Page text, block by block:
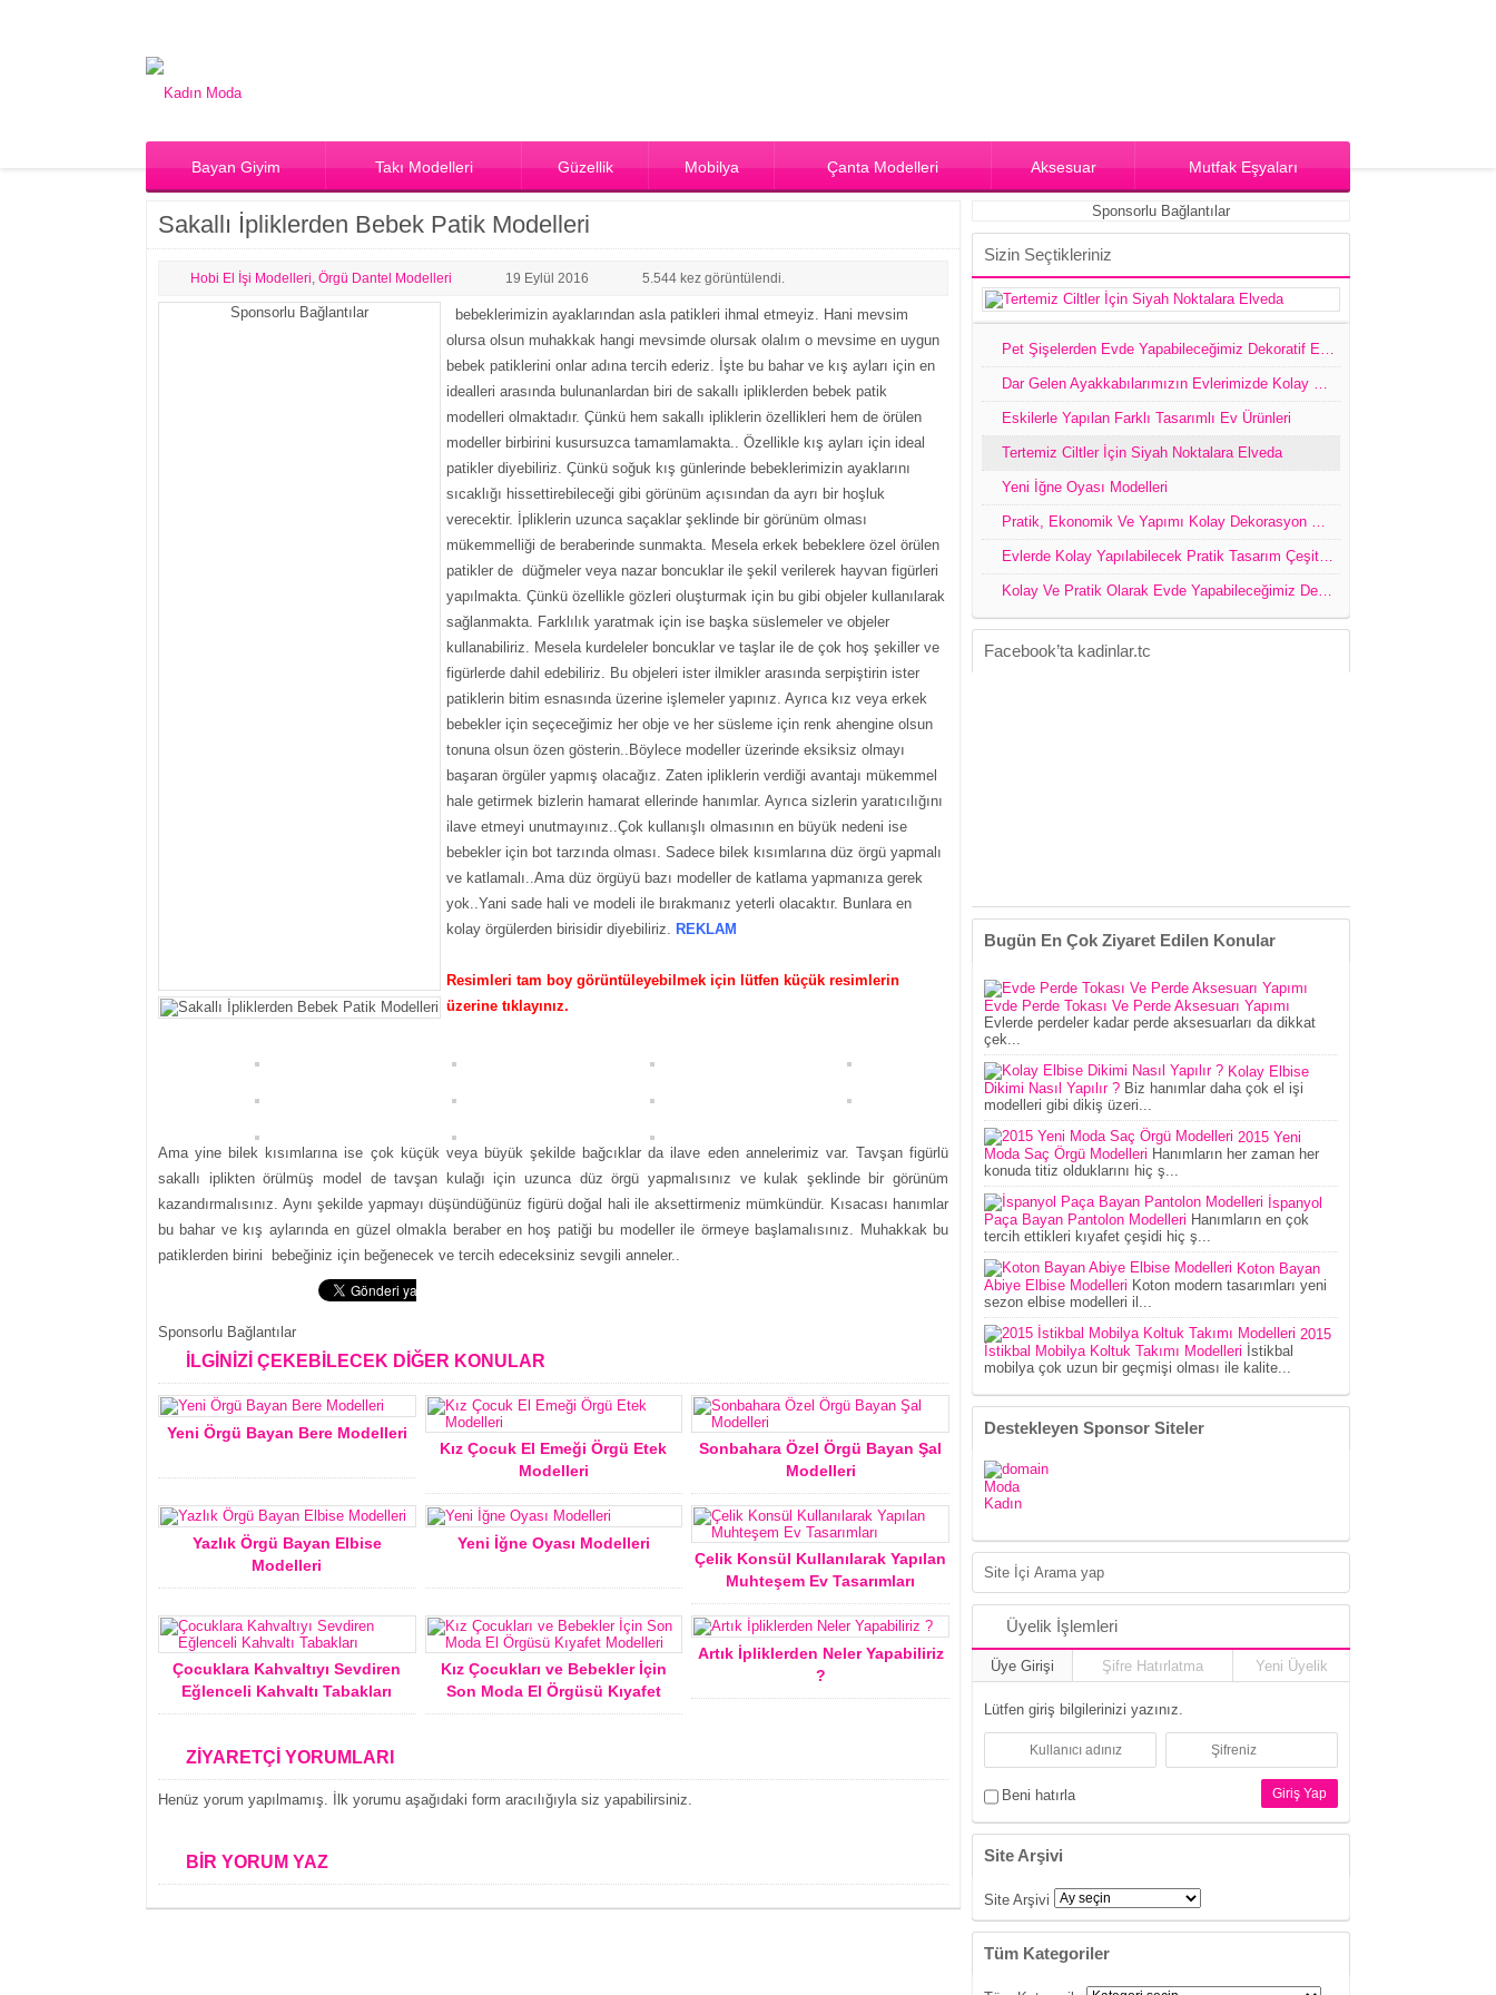
Bayan Giyim Takı Modelleri Güzellik Mobilya Çanta Modelleri Aksesuar Mutfak Eşyaları
Sakallı İpliklerden Bebek Patik Modelleri
Hobi El İşi Modelleri Örgü Dantel Modelleri 19 Eylül 2016 5.544 kez görüntülendi.
Sponsorlu Bağlantılar
bebeklerimizin ayaklarından asla patikleri ihmal etmeyiz. Hani mevsim
olursa olsun muhakkak hangi mevsimde olursak olalım o mevsime en uygun
bebek patiklerini onlar adına tercih ederiz. İşte bu bahar ve kış ayları için en
idealleri arasında bulunanlardan biri de sakallı ipliklerden bebek patik
modelleri olmaktadır. Çünkü hem sakallı ipliklerin özellikleri hem de örülen
modeller birbirini kusursuzca tamamlamakta.. Özellikle kış ayları için ideal
patikler diyebiliriz. Çünkü soğuk kış günlerinde bebeklerimizin ayaklarını
sıcaklığı hissettirebileceği gibi görünüm açısından da ayrı bir hoşluk
verecektir. İpliklerin uzunca saçaklar şeklinde bir görünüm olması
mükemmelliği de beraberinde sunmakta. Mesela erkek bebeklere özel örülen
patikler de düğmeler veya nazar boncuklar ile şekil verilerek hayvan figürleri
yapılmakta. Çünkü özellikle gözleri oluşturmak için bu gibi objeler kullanılarak
sağlanmakta. Farklılık yaratmak için ise başka süslemeler ve objeler
kullanabiliriz. Mesela kurdeleler boncuklar ve taşlar ile de çok hoş şekiller ve
figürlerde dahil edebiliriz. Bu objeleri ister ilmikler arasında serpiştirin ister
patiklerin bitim esnasında üzerine işlemeler yapınız. Ayrıca kız veya erkek
bebekler için seçeceğimiz her obje ve her süsleme için renk ahengine olsun
tonuna olsun özen gösterin..Böylece modeller üzerinde eksiksiz olmayı
başaran örgüler yapmış olacağız. Zaten ipliklerin verdiği avantajı mükemmel
hale getirmek bizlerin hamarat ellerinde hanımlar. Ayrıca sizlerin yaratıcılığını
ilave etmeyi unutmayınız..Çok kullanışlı olmasının en büyük nedeni ise
bebekler için bot tarzında olması. Sadece bilek kısımlarına düz örgü yapmalı
ve katlamalı..Ama düz örgüyü bazı modeller de katlama yapmanıza gerek
yok..Yani sade hali ve modeli ile bırakmanız yeterli olacaktır. Bunlara en
kolay örgülerden birisidir diyebiliriz. REKLAM
Resimleri tam boy görüntüleyebilmek için lütfen küçük resimlerin
üzerine tıklayınız.
Ama yine bilek kısımlarına ise çok küçük veya büyük şekilde bağcıklar da ilave eden annelerimiz var. Tavşan figürlü
sakallı iplikten örülmüş model de tavşan kulağı için uzunca düz örgü yapmalısınız ve kulak şeklinde bir görünüm
kazandırmalısınız. Aynı şekilde yapmayı düşündüğünüz figürü doğal hali ile aksettirmeniz mümkündür. Kısacası hanımlar
bu bahar ve kış aylarında en güzel olmakla beraber en hoş patiği bu modeller ile örmeye başlamalısınız. Muhakkak bu
patiklerden birini bebeğiniz için beğenecek ve tercih edeceksiniz sevgili anneler..
Sponsorlu Bağlantılar
İLGİNİZİ ÇEKEBİLECEK DİĞER KONULAR
Yeni Örgü Bayan Bere Modelleri
Kız Çocuk El Emeği Örgü Etek
Modelleri
Sonbahara Özel Örgü Bayan Şal
Modelleri
Yazlık Örgü Bayan Elbise
Modelleri
Yeni İğne Oyası Modelleri
Çelik Konsül Kullanılarak Yapılan
Muhteşem Ev Tasarımları
Çocuklara Kahvaltıyı Sevdiren
Eğlenceli Kahvaltı Tabakları
Kız Çocukları ve Bebekler İçin
Son Moda El Örgüsü Kıyafet
Modelleri
Artık İpliklerden Neler Yapabiliriz
?
ZİYARETÇİ YORUMLARI
Henüz yorum yapılmamış. İlk yorumu aşağıdaki form aracılığıyla siz yapabilirsiniz.
BİR YORUM YAZ
Sponsorlu Bağlantılar
Sizin Seçtikleriniz
Eskilerle Yapılan Farklı Tasarımlı Ev Ürünleri
Tertemiz Ciltler İçin Siyah Noktalara Elveda
Yeni İğne Oyası Modelleri
Facebook’ta kadinlar.tc
Bugün En Çok Ziyaret Edilen Konular
Evde Perde Tokası Ve Perde Aksesuarı Yapımı
Evlerde perdeler kadar perde aksesuarları da dikkat
çek...
Kolay Elbise
Dikimi Nasıl Yapılır ? Biz hanımlar daha çok el işi
modelleri gibi dikiş üzeri...
2015 Yeni
Moda Saç Örgü Modelleri Hanımların her zaman her
konuda titiz olduklarını hiç ş...
İspanyol
Paça Bayan Pantolon Modelleri Hanımların en çok
tercih ettikleri kıyafet çeşidi hiç ş...
Koton Bayan
Abiye Elbise Modelleri Koton modern tasarımları yeni
sezon elbise modelleri il...
2015
İstikbal Mobilya Koltuk Takımı Modelleri İstikbal
mobilya çok uzun bir geçmişi olması ile kalite...
Destekleyen Sponsor Siteler
Moda
Kadın
Üyelik İşlemleri
Üye Girişi Şifre Hatırlatma Yeni Üyelik
Lütfen giriş bilgilerinizi yazınız.
Beni hatırla
Site Arşivi
Site Arşivi
Tüm Kategoriler